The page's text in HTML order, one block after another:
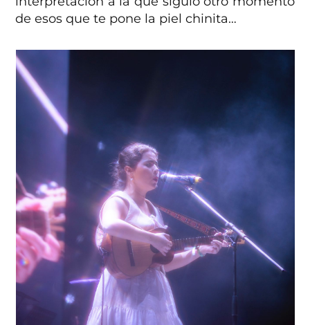
de esos que te pone la piel chinita…